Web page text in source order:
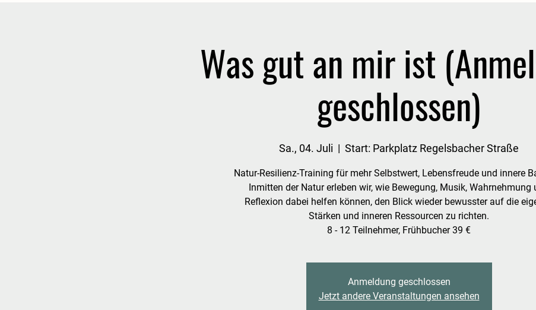
Was gut an mir ist
geschlossen)
Sa., 04. Juli
  |
Start: Parkplatz Regelsbacher Straße
Natur-Resilienz-Training für mehr Selbstwert, Lebensfreude und innere
Inmitten der Natur erleben wir, wie Bewegung, Musik, Wahrnehmung
Reflexion dabei helfen können, den Blick wieder bewusster auf die
Stärken und inneren Ressourcen zu richten.
8 - 12 Teilnehmer, Frühbucher 39 €
Anmeldung geschlossen
Jetzt andere Veranstaltungen ansehen